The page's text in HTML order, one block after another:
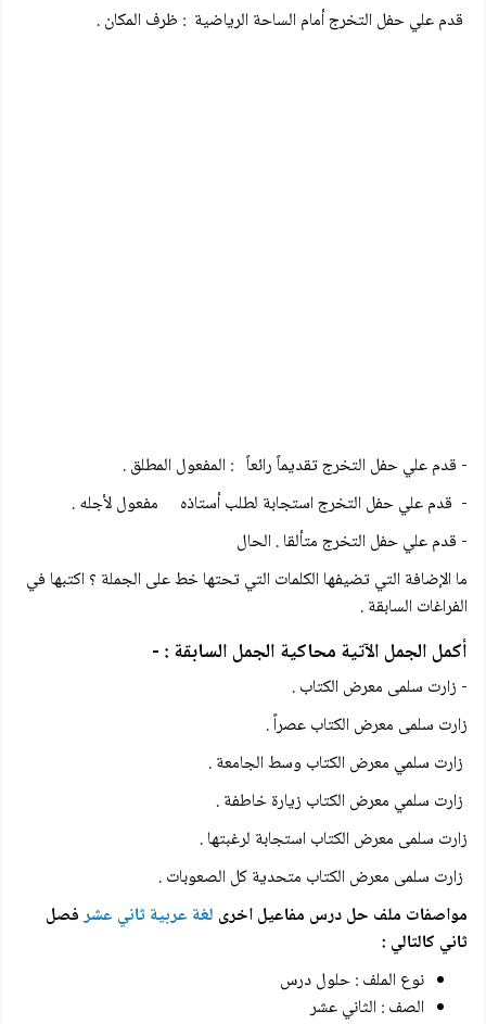
قدم علي حفل التخرج أمام الساحة الرياضية : ظرف المكان .
- قدم علي حفل التخرج تقديماً رائعاً : المفعول المطلق .
- قدم علي حفل التخرج استجابة لطلب أستاذه مفعول لأجله .
- قدم علي حفل التخرج متألقا . الحال
ما الإضافة التي تضيفها الكلمات التي تحتها خط على الجملة ؟ اكتبها في
الفراغات السابقة .
أكمل الجمل الآتية محاكية الجمل السابقة : -
- زارت سلمى معرض الكتاب .
زارت سلمى معرض الكتاب عصراً .
زارت سلمي معرض الكتاب وسط الجامعة .
زارت سلمي معرض الكتاب زیارة خاطفة .
زارت سلمى معرض الكتاب استجابة لرغبتها .
زارت سلمى معرض الكتاب متحدية كل الصعوبات .
مواصفات ملف حلدرس مفاعيل اخرى لغة عربية ثاني عشرفصل
ثاني كالتالي :
نوع الملف : حلول درس
الصف : الثاني عشر